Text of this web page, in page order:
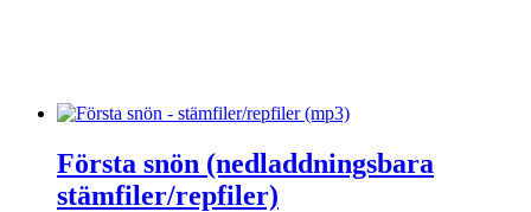
Första snön (nedladdningsbara
stämfiler/repfiler)